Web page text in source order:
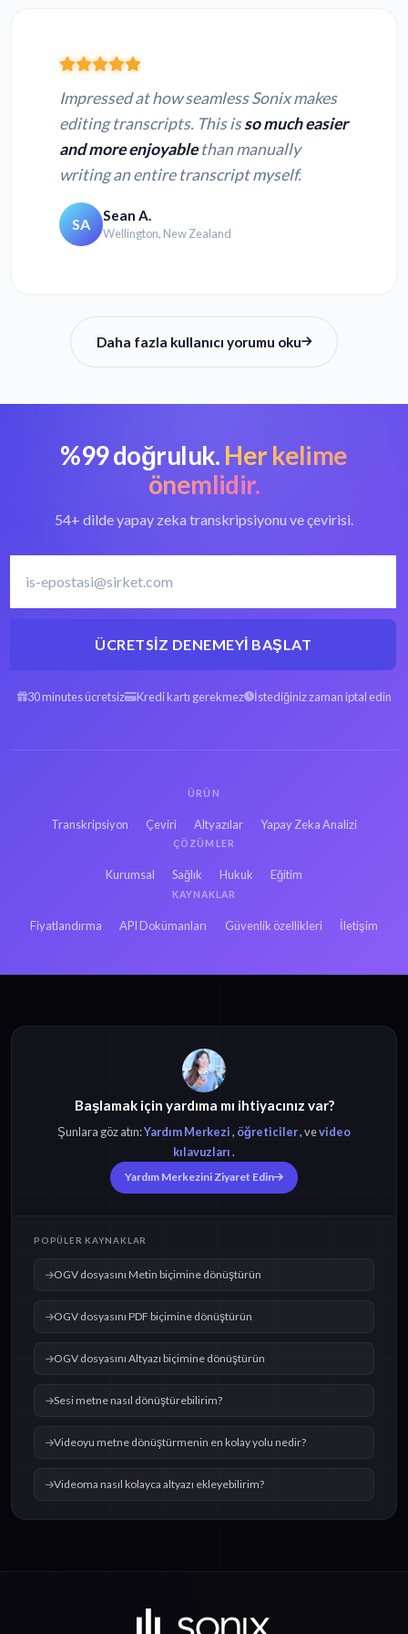
metne dönüştürün
WMV dosyasını metne
dönüştürün
MPG dosyasını metne
dönüştürün
dönüştürün
Impressed at how seamless Sonix makes
editing transcripts. This isso much easier
and more enjoyablethan manually
writing an entire transcript myself.
SA Sean A.
Wellington, New Zealand
Daha fazla kullanıcı yorumu oku
%99 doğruluk. Her kelime
önemlidir.
54+ dilde yapay zeka transkripsiyonu ve çevirisi.
ÜCRETSIZ DENEMEYI BAŞLAT
30 minutes ücretsiz Kredi kartı gerekmez İstediğiniz zaman iptal edin
ÜRÜN
Transkripsiyon Çeviri Altyazılar Yapay Zeka Analizi
ÇÖZÜMLER
Kurumsal Sağlık Hukuk Eğitim
KAYNAKLAR
Fiyatlandırma API Dokümanları Güvenlik özellikleri İletişim
Başlamak için yardıma mı ihtiyacınız var?
Şunlara göz atın:Yardım Merkezi, öğreticiler, vevideo
kılavuzları.
Yardım Merkezini Ziyaret Edin
POPÜLER KAYNAKLAR
OGV dosyasını Metin biçimine dönüştürün
OGV dosyasını PDF biçimine dönüştürün
OGV dosyasını Altyazı biçimine dönüştürün
Sesi metne nasıl dönüştürebilirim?
Videoyu metne dönüştürmenin en kolay yolu nedir?
Videoma nasıl kolayca altyazı ekleyebilirim?